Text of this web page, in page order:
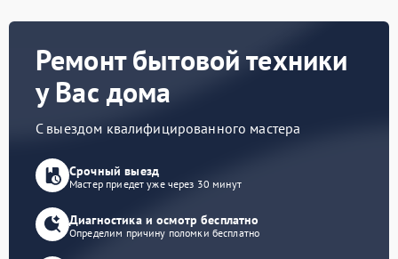
Ремонт бытовой техники
у Вас дома
С выездом квалифицированного мастера
Срочный выезд
Мастер приедет уже через 30 минут
Диагностика и осмотр бесплатно
Определим причину поломки бесплатно